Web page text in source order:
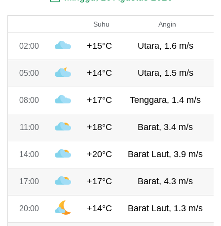
Suhu Angin
02:00 +15°C Utara, 1.6 m/s
05:00 +14°C Utara, 1.5 m/s
08:00 +17°C Tenggara, 1.4 m/s
11:00 +18°C Barat, 3.4 m/s
14:00 +20°C Barat Laut, 3.9 m/s
17:00 +17°C Barat, 4.3 m/s
20:00 +14°C Barat Laut, 1.3 m/s